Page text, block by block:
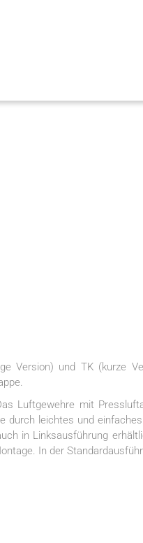
Version) und TK (kurze
Luftgewehre mit
durch leichtes und
in Linksausführung
In der